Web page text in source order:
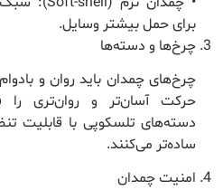
برای حمل بیشتر وسایل.
چرخ‌ها و دسته‌ها
حرکت آسان‌تر و روان‌تری را
دسته‌های تلسکوپی با قابلیت
ساده‌تر می‌کنند.
امنیت چمدان